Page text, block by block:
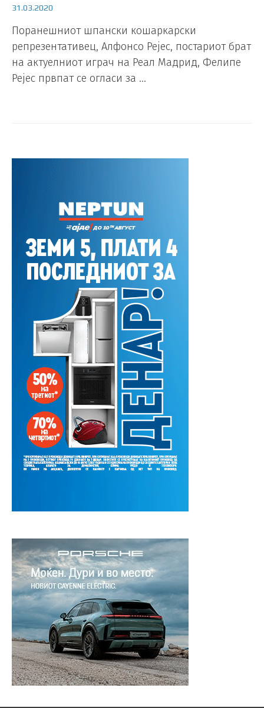
31.03.2020
Поранешниот шпански кошаркарски
репрезентативец, Алфонсо Рејес, постариот брат
на актуелниот играч на Реал Мадрид, Фелипе
Рејес првпат се огласи за …